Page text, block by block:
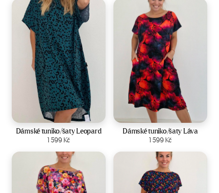
Velikost:44-50
Dámské tuniko/šaty Leopard
1 599Kč
Zobrazit produkt
Velikost: 44-50
Dámské tuniko/šaty Láva
1 599Kč
Zobrazit produkt